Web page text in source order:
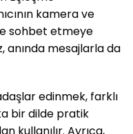
kamera ve
sohbet etmeye
anında mesajlarla da
edinmek, farklı
bir dilde pratik
kullanılır. Ayrıca,